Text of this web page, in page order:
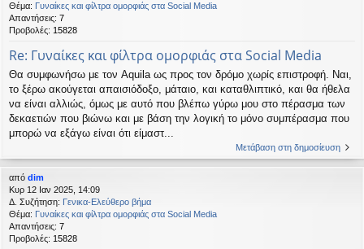
Θέμα: Γυναίκες και φίλτρα ομορφιάς στα Social Media
Απαντήσεις: 7
Προβολές: 15828
Re: Γυναίκες και φίλτρα ομορφιάς στα Social Media
Θα συμφωνήσω με τον Aquila ως προς τον δρόμο χωρίς επιστροφή. Ναι,
το ξέρω ακούγεται απαισιόδοξο, μάταιο, και καταθλιπτικό, και θα ήθελα
να είναι αλλιώς, όμως με αυτό που βλέπω γύρω μου στο πέρασμα των
δεκαετιών που βιώνω και με βάση την λογική το μόνο συμπέρασμα που
μπορώ να εξάγω είναι ότι είμαστ...
Μετάβαση στη δημοσίευση
από dim
Κυρ 12 Ιαν 2025, 14:09
Δ. Συζήτηση: Γενικα-Ελεύθερο βήμα
Θέμα: Γυναίκες και φίλτρα ομορφιάς στα Social Media
Απαντήσεις: 7
Προβολές: 15828